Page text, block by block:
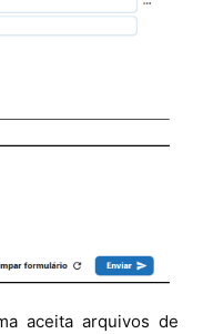
aceita arquivos de